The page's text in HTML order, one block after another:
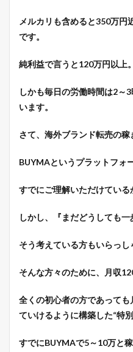
メルカリも含めると350万円
です。
純利益で言うと120万円以上。
しかも毎日の労働時間は2～
います。
さて、海外ブランド転売の稼
BUYMAというプラットフォ
すでにご理解いただけている
しかし、 『まだどうしても
そう考えている方もいらっし
そんな方々のために、月収
全くの初心者の方であって
ていけるように構築した“特
すでにBUYMAで5～10万と